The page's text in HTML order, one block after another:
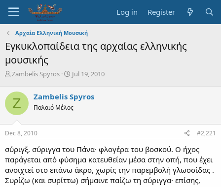
Log in Register
Αρχαία Ελληνική Μουσική
Εγκυκλοπαίδεια της αρχαίας ελληνικής
μουσικής
T
r
e
a
d
s
t
a
r
t
e
r
Zambelis Spyros
S
r
t
a
Jul 19, 2010
Z Zambelis Spyros
Παλαιό Μέλος
Dec 8, 2010 #2,221
σύριγξ, σύριγγα του Πάνα· φλογέρα του βοσκού. Ο ήχος
παράγεται από φύσημα κατευθείαν μέσα στην οπή, που έχει
ανοιχτεί στο επάνω άκρο, χωρίς την παρεμβολή γλωσσίδας .
Συρίζω (και συρίττω) σήμαινε παίζω τη σύριγγα· επίσης,